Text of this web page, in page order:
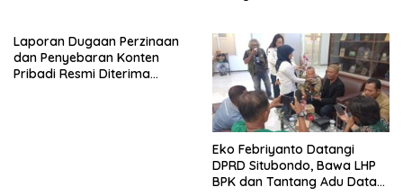
Laporan Dugaan Perzinaan
dan Penyebaran Konten
Pribadi Resmi Diterima
Eko Febriyanto Datangi
DPRD Situbondo, Bawa LHP
BPK dan Tantang Adu Data